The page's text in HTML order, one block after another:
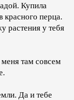
Купила
красного перца.
растения у тебя
там совсем
Да и тебе